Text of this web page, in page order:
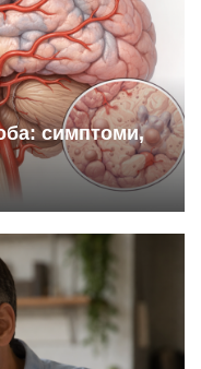
симптоми,